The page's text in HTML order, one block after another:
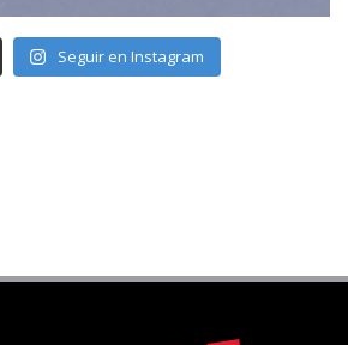
Seguir en Instagram